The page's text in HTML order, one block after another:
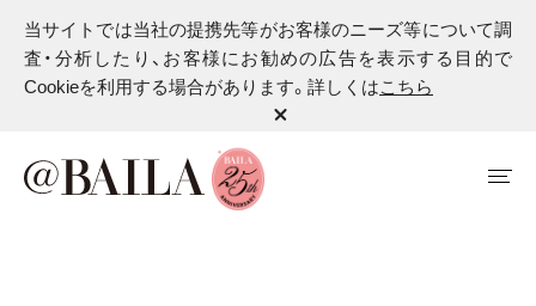
当サイトでは当社の提携先等がお客様のニーズ等について調
査・分析したり、お客様にお勧めの広告を表示する目的で
Cookieを利用する場合があります。詳しくはこちら